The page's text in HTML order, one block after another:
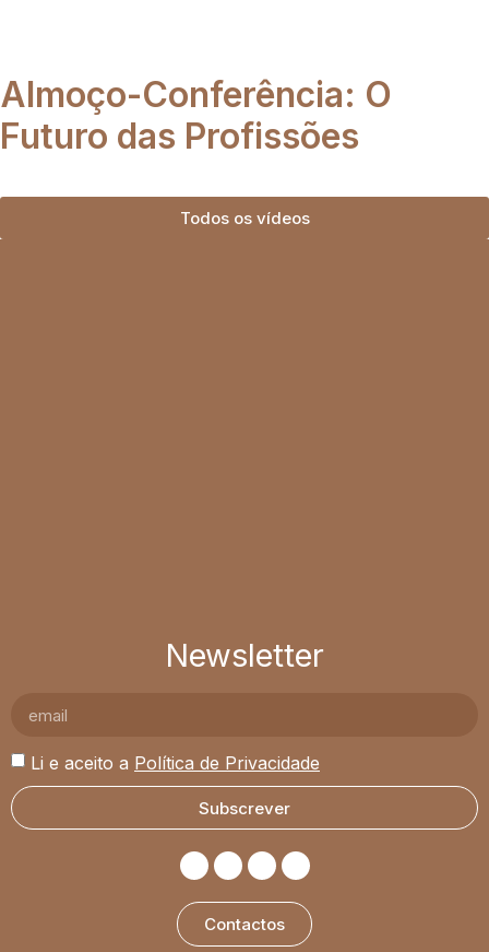
Almoço-Conferência: O
Futuro das Profissões
Todos os vídeos
Newsletter
Li e aceito a Política de Privacidade
Subscrever
Contactos